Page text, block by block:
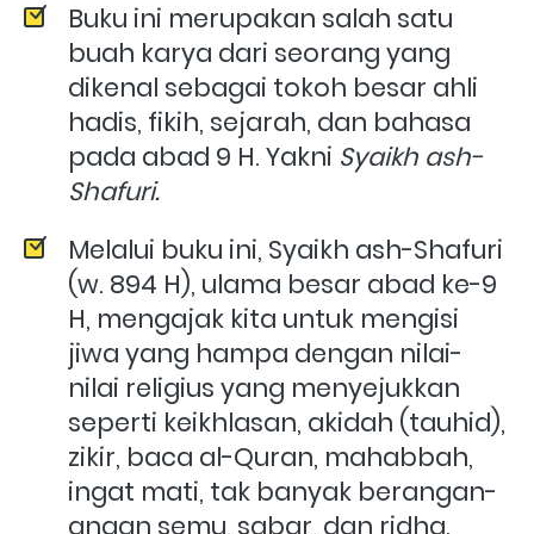
Buku ini merupakan salah satu
buah karya dari seorang yang
dikenal sebagai tokoh besar ahli
hadis, fikih, sejarah, dan bahasa
pada abad 9 H. Yakni Syaikh ash-
Shafuri.
Melalui buku ini, Syaikh ash-Shafuri
(w. 894 H), ulama besar abad ke-9
H, mengajak kita untuk mengisi
jiwa yang hampa dengan nilai-
nilai religius yang menyejukkan
seperti keikhlasan, akidah (tauhid),
zikir, baca al-Quran, mahabbah,
ingat mati, tak banyak berangan-
angan semu, sabar, dan ridha.